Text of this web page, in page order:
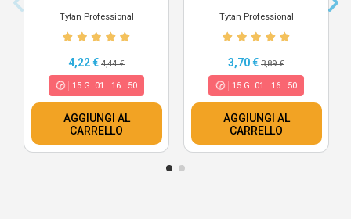
Tytan Professional
4,22 € 4,44 €
15 G. 01 : 16 : 49
AGGIUNGI AL
CARRELLO
Tytan Professional
3,70 € 3,89 €
15 G. 01 : 16 : 49
AGGIUNGI AL
CARRELLO